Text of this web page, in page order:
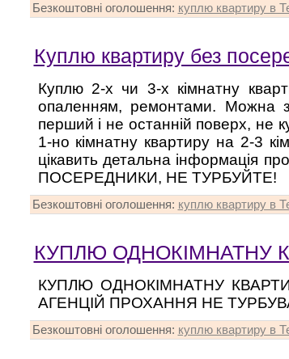
Безкоштовні оголошення: куплю квартиру в
Куплю квартиру без
Куплю 2-х чи 3-х кімнатну
опаленням, ремонтами. Можна
перший і не останній поверх, не
1-но кімнатну квартиру на 2-3
цікавить детальна інформація
ПОСЕРЕДНИКИ, НЕ ТУРБУЙТЕ!
Безкоштовні оголошення: куплю квартиру в
КУПЛЮ ОДНОКІМНАТНУ
КУПЛЮ ОДНОКІМНАТНУ
АГЕНЦІЙ ПРОХАННЯ НЕ
Безкоштовні оголошення: куплю квартиру в